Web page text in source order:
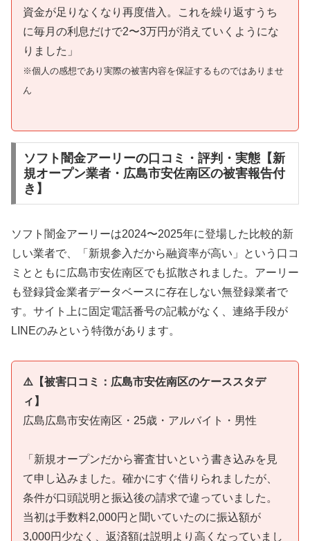
資金が足りなくなり再度借入。これを繰り返すうち
に毎月の利息だけで2〜3万円が消えていくようにな
りました」
※個人の感想であり実際の被害内容を保証するものではありませ
ん
ソフト闇金アーリーの口コミ・評判・実態【新
規オープン業者・広島市安佐南区の被害報告付
き】
ソフト闇金アーリーは2024〜2025年に登場した比較的新
しい業者で、「新規参入だから融資率が高い」という口コ
ミとともに広島市安佐南区でも拡散されました。アーリー
も登録貸金業者データベースに存在しない無登録業者で
す。サイト上に固定電話番号の記載がなく、連絡手段が
LINEのみという特徴があります。
⚠️【被害口コミ：広島市安佐南区のケーススタデ
ィ】
広島広島市安佐南区・25歳・アルバイト・男性
「新規オープンだから審査甘いという書き込みを見
て申し込みました。確かにすぐ借りられましたが、
条件が口頭説明と振込後の請求で違っていました。
当初は手数料2,000円と聞いていたのに振込額が
3,000円少なく、返済額は説明より高くなっていまし